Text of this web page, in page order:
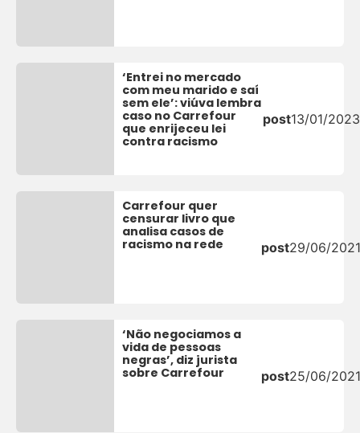
‘Entrei no mercado
com meu marido e saí
sem ele’: viúva lembra
caso no Carrefour
que enrijeceu lei
contra racismo
post13/01/2023
Carrefour quer
censurar livro que
analisa casos de
racismo na rede
post29/06/
‘Não negociamos a
vida de pessoas
negras’, diz jurista
sobre Carrefour
post25/06/